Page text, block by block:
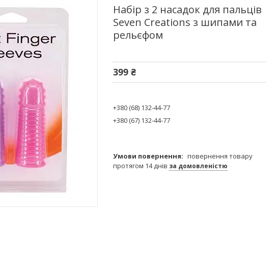
Набір з 2 насадок для пальців
Seven Creations з шипами та
рельєфом
399 ₴
+380 (68) 132-44-77
+380 (67) 132-44-77
повернення товару
протягом 14 днів за домовленістю